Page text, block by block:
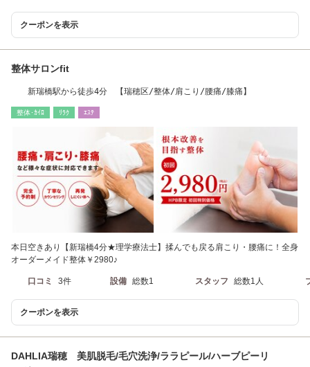
クーポンを表示
整体サロンfit
新瑞橋駅から徒歩4分 【瑞穂区/整体/肩こり/腰痛/膝痛】
整体･ｶｲﾛ ﾘﾗｸ ｴｽﾃ
本日空きあり【新瑞橋4分★理学療法士】揉んでも戻る肩こり・腰痛に！全身
オーダーメイド整体￥2980♪
口コミ 3件 設備 総数1 スタッフ 総数1人
クーポンを表示
DAHLIA瑞穂 美肌脱毛/毛穴洗浄/ララピール/ハーブピーリ